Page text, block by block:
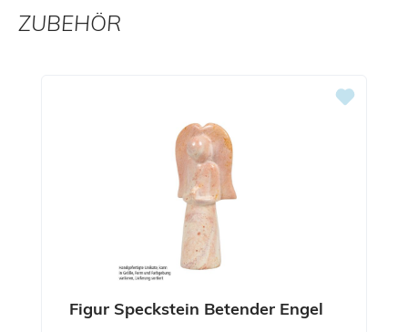
ZUBEHÖR
Figur Speckstein Betender Engel